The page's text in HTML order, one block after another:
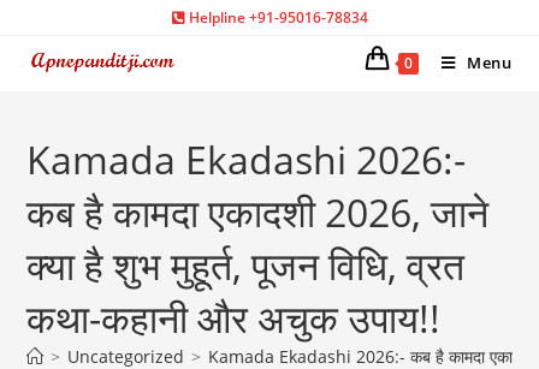
Helpline +91-95016-78834
0 Menu
Kamada Ekadashi 2026:-
कब है कामदा एकादशी 2026, जाने
क्या है शुभ मुहूर्त, पूजन विधि, व्रत
कथा-कहानी और अचुक उपाय!!
> Uncategorized > Kamada Ekadashi 2026:- कब है कामदा एकादशी